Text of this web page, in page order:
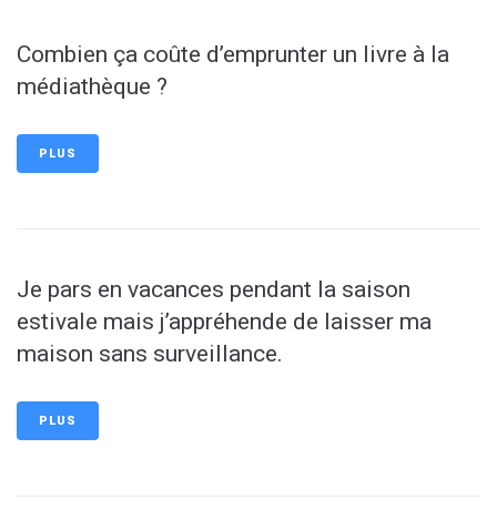
Combien ça coûte d’emprunter un livre à la
médiathèque ?
PLUS
Je pars en vacances pendant la saison
estivale mais j’appréhende de laisser ma
maison sans surveillance.
PLUS